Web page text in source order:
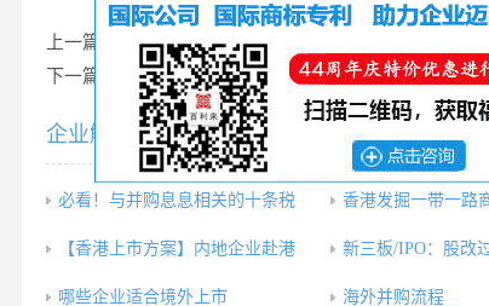
上一篇： 创业板上市基本要求
下一篇： 哪些企业适合境外上市
企业解决方案相关内容推荐：
必看！与并购息息相关的十条税 香港发掘一带一路
【香港上市方案】内地企业赴港 新三板/IPO：股改
哪些企业适合境外上市 海外并购流程